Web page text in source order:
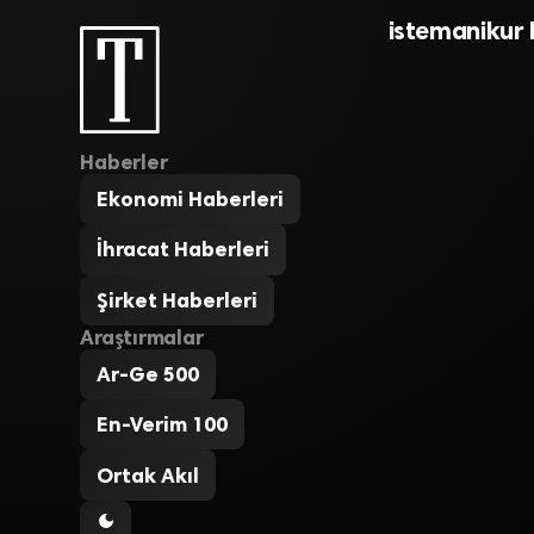
Haberler
Ekonomi Haberleri
İhracat Haberleri
Şirket Haberleri
Araştırmalar
Ar-Ge 500
En-Verim 100
Ortak Akıl
istemanikur